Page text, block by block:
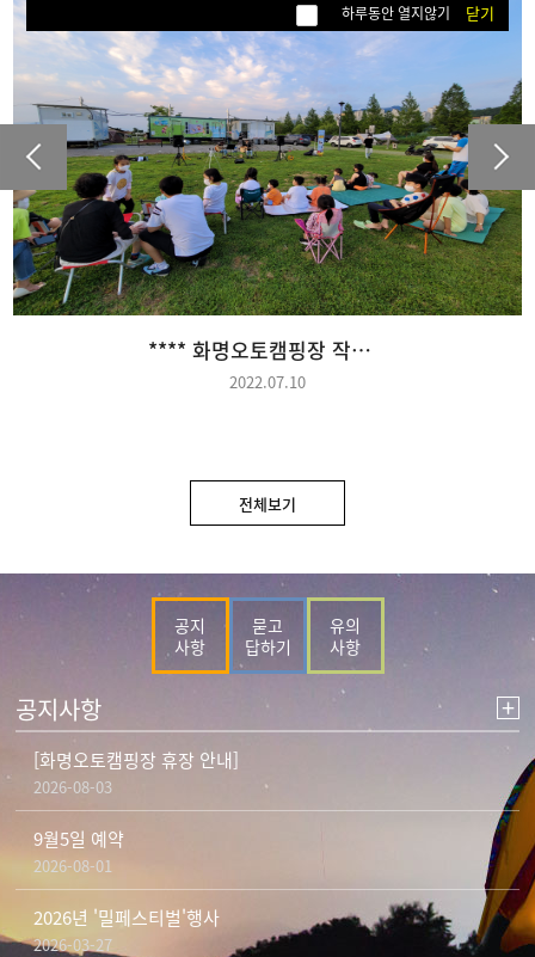
****화명오토캠핑장 작은 음악회1****
2022.07.10
전체보기
공지
사항
묻고
답하기
유의
사항
공지사항 +
[화명오토캠핑장 휴장 안내]
2026-08-03
9월5일 예약
2026-08-01
2026년 '밀페스티벌'행사
2026-03-27
하루동안 열지않기 닫기